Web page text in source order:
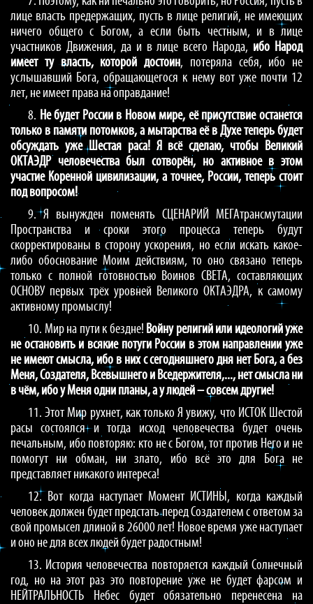
лице власть предержащих, пусть в лице религий, не имеющих
ничего общего с Богом, а если быть честным, и в лице
участников Движения, да и в лице всего Народа, ибо Народ
имеет ту власть, которой достоин, потеряла себя, ибо не
услышавший Бога, обращающегося к нему вот уже почти 12
лет, не имеет права на оправдание!
8. Не будет России в Новом мире, её присутствие останется
только в памяти потомков, а мытарства её в Духе теперь будет
обсуждать уже Шестая раса! Я всё сделаю, чтобы Великий
ОКТАЭДР человечества был сотворён, но активное в этом
участие Коренной цивилизации, а точнее, России, теперь стоит
под вопросом!
9. Я вынужден поменять СЦЕНАРИЙ МЕГАтрансмутации
Пространства и сроки этого процесса теперь будут
скорректированы в сторону ускорения, но если искать какое-
либо обоснование Моим действиям, то оно связано теперь
только с полной готовностью Воинов СВЕТА, составляющих
ОСНОВУ первых трёх уровней Великого ОКТАЭДРА, к самому
активному промыслу!
10. Мир на пути к бездне! Войну религий или идеологий уже
не остановить и всякие потуги России в этом направлении уже
не имеют смысла, ибо в них с сегодняшнего дня нет Бога, а без
Меня, Создателя, Всевышнего и Вседержителя,..., нет смысла ни
в чём, ибо у Меня одни планы, а у людей – совсем другие!
11. Этот Мир рухнет, как только Я увижу, что ИСТОК Шестой
расы состоялся и тогда исход человечества будет очень
печальным, ибо повторяю: кто не с Богом, тот против Него и не
помогут ни обман, ни злато, ибо всё это для Бога не
представляет никакого интереса!
12. Вот когда наступает Момент ИСТИНЫ, когда каждый
человек должен будет предстать перед Создателем с ответом за
свой промысел длиной в 26000 лет! Новое время уже наступает
и оно не для всех людей будет радостным!
13. История человечества повторяется каждый Солнечный
год, но на этот раз это повторение уже не будет фарсом и
НЕЙТРАЛЬНОСТЬ Небес будет обязательно перенесена на